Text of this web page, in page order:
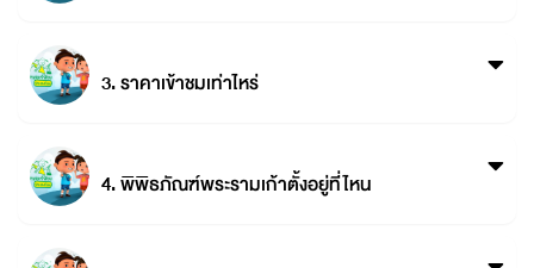
3. ราคาเข้าชมเท่าไหร่
4. พิพิธภัณฑ์พระรามเก้าตั้งอยู่ที่ไหน